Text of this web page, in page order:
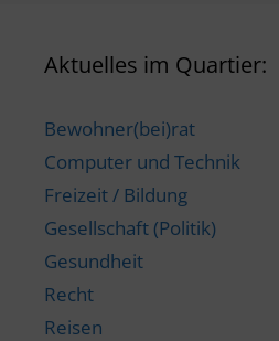
Aktuelles im Quartier:
Bewohner(bei)rat
Computer und Technik
Freizeit / Bildung
Gesellschaft (Politik)
Gesundheit
Recht
Reisen